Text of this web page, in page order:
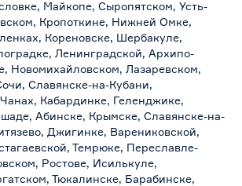
Майкопе, Сыропятском, Усть-
Кропоткине, Нижней Омке,
Кореновске, Шербакуле,
Ленинградской, Архипо-
Новомихайловском, Лазаревском,
Славянске-на-Кубани,
Кабардинке, Геленджике,
Абинске, Крымске, Славянске-на-
Джигинке, Варениковской,
Темрюке, Переславле-
Ростове, Исилькуле,
Тюкалинске, Барабинске,